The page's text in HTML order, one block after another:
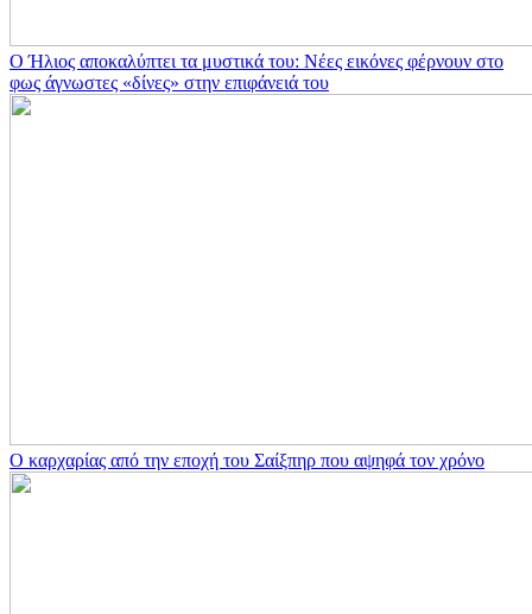
Ο Ήλιος αποκαλύπτει τα μυστικά του: Νέες εικόνες φέρνουν στο
φως άγνωστες «δίνες» στην επιφάνειά του
Ο καρχαρίας από την εποχή του Σαίξπηρ που αψηφά τον χρόνο